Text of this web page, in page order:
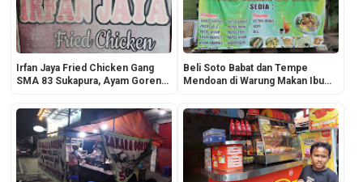
Irfan Jaya Fried Chicken Gang
SMA 83 Sukapura, Ayam Goreng
Beli Soto Babat dan Tempe
Mendoan di Warung Makan Ibu